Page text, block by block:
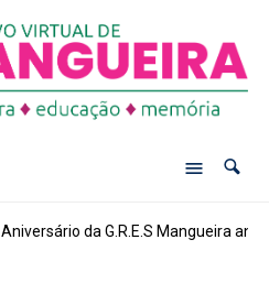
Aniversário da G.R.E.S Mangueira ano